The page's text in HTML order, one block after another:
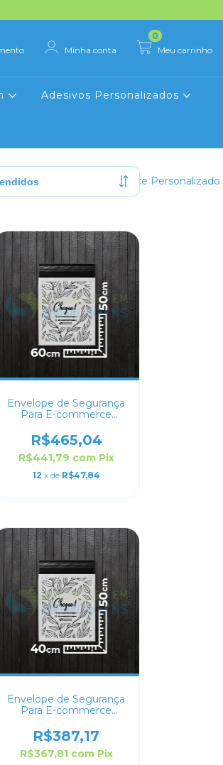
Minha conta Meu carrinho
0
Adesivos Personalizados
Para E-commerce Personalizado
Envelope de Segurança
Para E-commerce
R$465,04
R$441,79 com Pix
12 x de R$47,84
Envelope de Segurança
Para E-commerce
R$387,17
R$367,81 com Pix